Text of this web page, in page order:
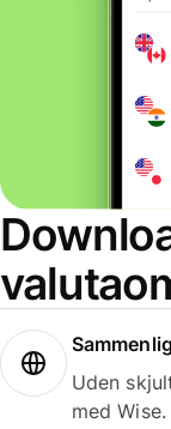
Uden
med Wise.